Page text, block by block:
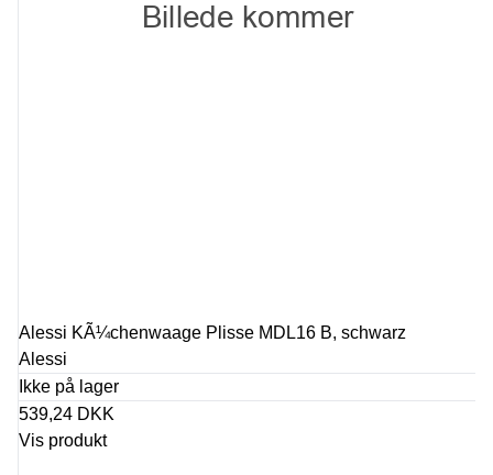
Alessi KÃ¼chenwaage Plisse MDL16 B, schwarz
Alessi
Ikke på lager
539,24 DKK
Vis produkt